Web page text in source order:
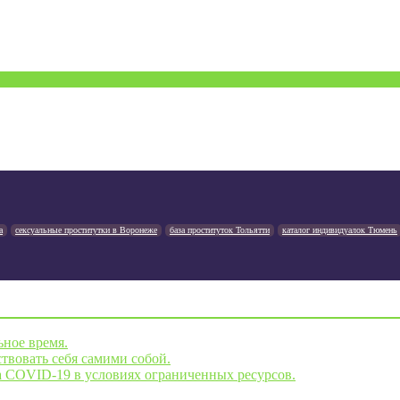
сексуальные проститутки в Воронеже база проституток Тольятти каталог индивидуалок Тюмень
время.
себя самими собой.
19 в условиях ограниченных ресурсов.